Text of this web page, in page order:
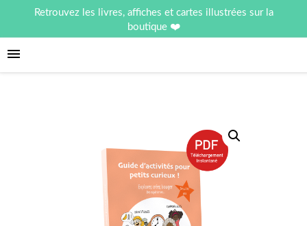
Retrouvez les livres, affiches et cartes illustrées sur la
boutique